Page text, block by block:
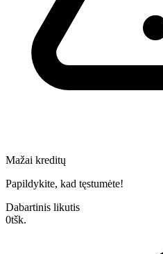
Mažai kreditų
Papildykite, kad tęstumėte!
Dabartinis likutis
0tšk.